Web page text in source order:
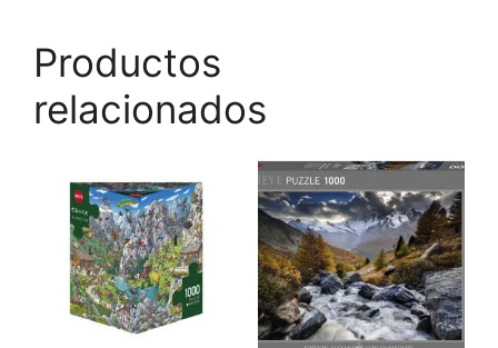
Productos
relacionados